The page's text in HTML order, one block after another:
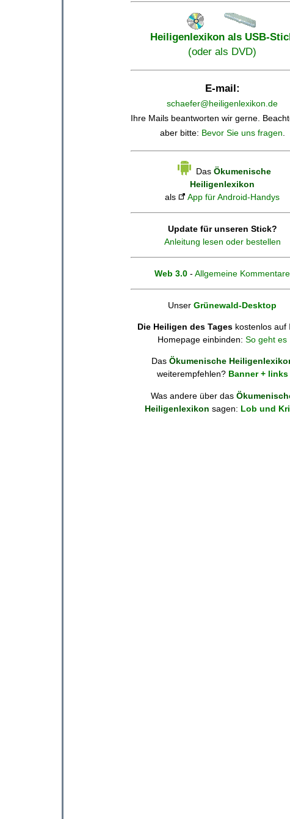
Heiligenlexikon als USB-
(oder als DVD)
E-mail:
schaefer@heiligenlexikon.de
Ihre Mails beantworten wir gerne.
aber bitte: Bevor Sie uns fragen.
Das Ökumenische
Heiligenlexikon
als
App für Android-Handys
Update für unseren Stick?
Anleitung lesen oder bestellen
Web 3.0 - Allgemeine Kommentare
Unser Grünewald-Desktop
Die Heiligen des Tages kostenlos auf
Homepage einbinden: So geht es
Das Ökumenische
weiterempfehlen? Banner + links
Was andere über das
Heiligenlexikon sagen: Lob und